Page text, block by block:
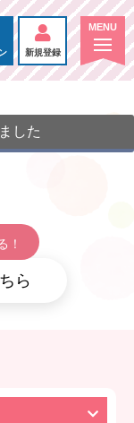
新規登録
した
！
ら